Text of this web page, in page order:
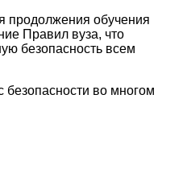
продолжения обучения
Правил вуза, что
безопасность всем
безопасности во многом